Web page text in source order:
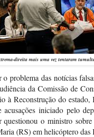
direita mais uma vez tentaram
o problema das notícias
da Comissão de
à Reconstrução do estado,
acusações iniciado pelo
o ministro
(RS) em helicóptero das